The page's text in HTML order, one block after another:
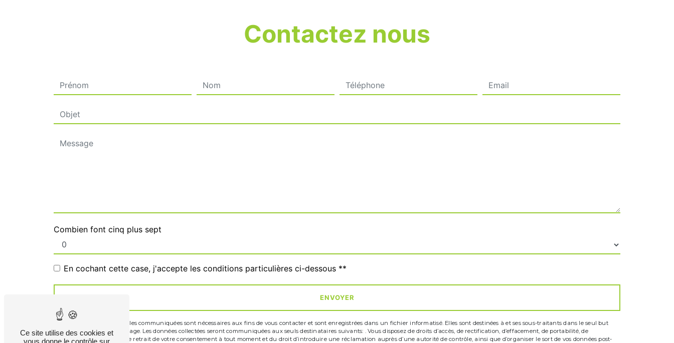
Contactez nous
Combien font cinq plus sept
En cochant cette case, j'accepte les conditions particulières ci-dessous **
ENVOYER
** Les données personnelles communiquées sont nécessaires aux fins de vous contacter et sont enregistrées dans un fichier informatisé. Elles sont destinées à et ses sous-traitants dans le seul but
de répondre à votre message. Les données collectées seront communiquées aux seuls destinataires suivants: . Vous disposez de droits d’accès, de rectification, d’effacement, de portabilité, de
limitation, d’opposition, de retrait de votre consentement à tout moment et du droit d’introduire une réclamation auprès d’une autorité de contrôle, ainsi que d’organiser le sort de vos données post-
Ce site utilise des cookies et
vous donne le contrôle sur